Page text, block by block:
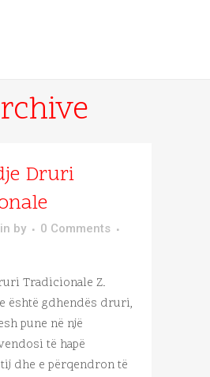
Druri
in by
0 Comments
Tradicionale Z.
është gdhendës druri,
pune në një
të hapë
dhe e përqendron të